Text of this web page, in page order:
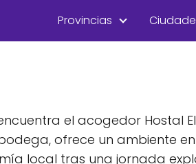
Provincias
el acogedor Hostal
ofrece un ambiente
local tras una jornada